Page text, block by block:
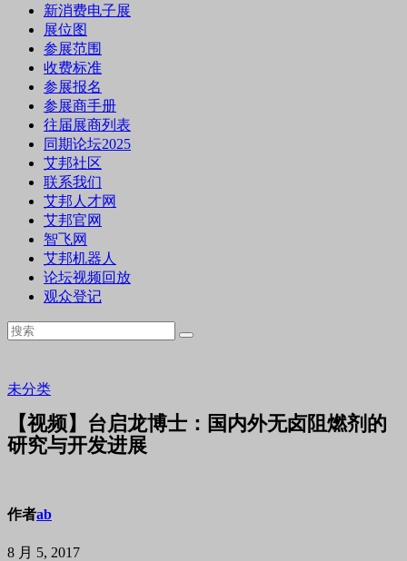
新消费电子展
展位图
参展范围
收费标准
参展报名
参展商手册
往届展商列表
同期论坛2025
艾邦社区
联系我们
艾邦人才网
艾邦官网
智飞网
艾邦机器人
论坛视频回放
观众登记
未分类
【视频】台启龙博士：国内外无卤阻燃剂的
研究与开发进展
作者ab
8 月 5, 2017